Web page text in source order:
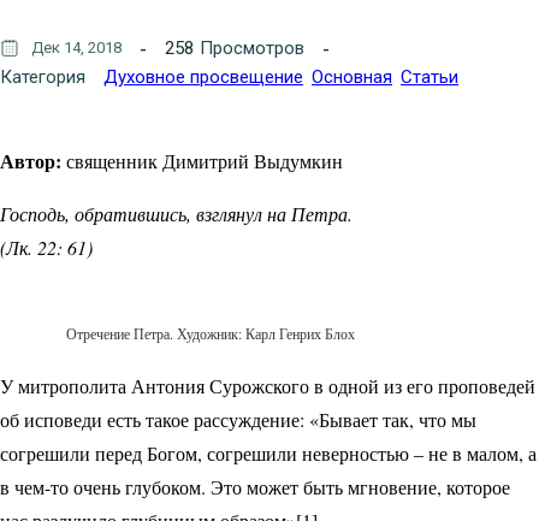
Дек 14, 2018 258 Просмотров
Категория
Духовное просвещение Основная Статьи
Автор: священник Димитрий Выдумкин
Господь, обратившись, взглянул на Петра.
(Лк. 22: 61)
Отречение Петра. Художник: Карл Генрих Блох
У митрополита Антония Сурожского в одной из его проповедей
об исповеди есть такое рассуждение: «Бывает так, что мы
согрешили перед Богом, согрешили неверностью – не в малом, а
в чем-то очень глубоком. Это может быть мгновение, которое